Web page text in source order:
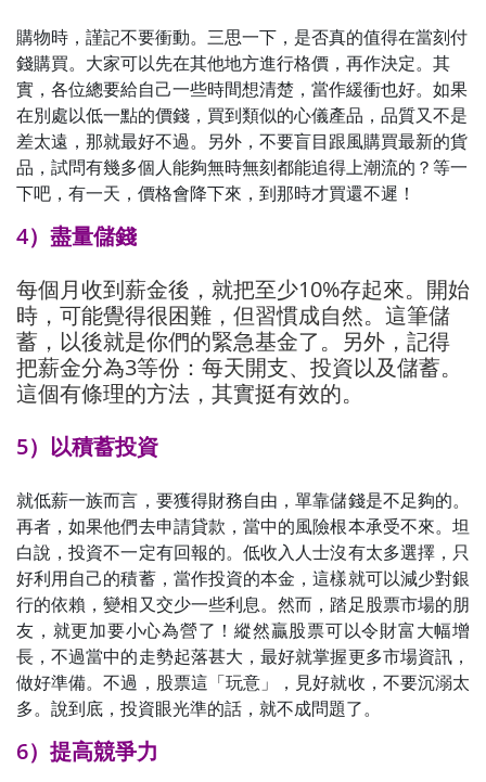
購物時，謹記不要衝動。三思一下，是否真的值得在當刻付
錢購買。大家可以先在其他地方進行格價，再作決定。其
實，各位總要給自己一些時間想清楚，當作緩衝也好。如果
在別處以低一點的價錢，買到類似的心儀產品，品質又不是
差太遠，那就最好不過。另外，不要盲目跟風購買最新的貨
品，試問有幾多個人能夠無時無刻都能追得上潮流的？等一
下吧，有一天，價格會降下來，到那時才買還不遲！
4）盡量儲錢
每個月收到薪金後，就把至少10%存起來。開始
時，可能覺得很困難，但習慣成自然。這筆儲
蓄，以後就是你們的緊急基金了。另外，記得
把薪金分為3等份：每天開支、投資以及儲蓄。
這個有條理的方法，其實挺有效的。
5）以積蓄投資
就低薪一族而言，要獲得財務自由，單靠儲錢是不足夠的。
再者，如果他們去申請貸款，當中的風險根本承受不來。坦
白說，投資不一定有回報的。低收入人士沒有太多選擇，只
好利用自己的積蓄，當作投資的本金，這樣就可以減少對銀
行的依賴，變相又交少一些利息。然而，踏足股票市場的朋
友，就更加要小心為營了！縱然贏股票可以令財富大幅增
長，不過當中的走勢起落甚大，最好就掌握更多市場資訊，
做好準備。不過，股票這「玩意」，見好就收，不要沉溺太
多。說到底，投資眼光準的話，就不成問題了。
6）提高競爭力